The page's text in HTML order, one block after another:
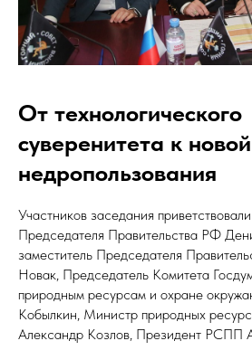
От технологического
суверенитета к
недропользования
Участников заседания
Председателя Правительства РФ
заместитель Председателя
Новак, Председатель Комитета
природным ресурсам и охране
Кобылкин, Министр природных
Александр Козлов, Президент РСПП